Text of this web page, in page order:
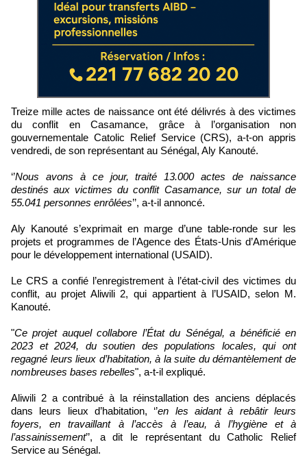
Treize mille actes de naissance ont été délivrés à des victimes
du conflit en Casamance, grâce à l’organisation non
gouvernementale Catolic Relief Service (CRS), a-t-on appris
vendredi, de son représentant au Sénégal, Aly Kanouté.
‘’Nous avons à ce jour, traité 13.000 actes de naissance
destinés aux victimes du conflit Casamance, sur un total de
55.041 personnes enrôlées’’, a-t-il annoncé.
Aly Kanouté s’exprimait en marge d’une table-ronde sur les
projets et programmes de l’Agence des États-Unis d’Amérique
pour le développement international (USAID).
Le CRS a confié l’enregistrement à l’état-civil des victimes du
conflit, au projet Aliwili 2, qui appartient à l’USAID, selon M.
Kanouté.
"Ce projet auquel collabore l’État du Sénégal, a bénéficié en
2023 et 2024, du soutien des populations locales, qui ont
regagné leurs lieux d’habitation, à la suite du démantèlement de
nombreuses bases rebelles", a-t-il expliqué.
Aliwili 2 a contribué à la réinstallation des anciens déplacés
dans leurs lieux d’habitation, ‘’en les aidant à rebâtir leurs
foyers, en travaillant à l’accès à l’eau, à l’hygiène et à
l’assainissement’’, a dit le représentant du Catholic Relief
Service au Sénégal.